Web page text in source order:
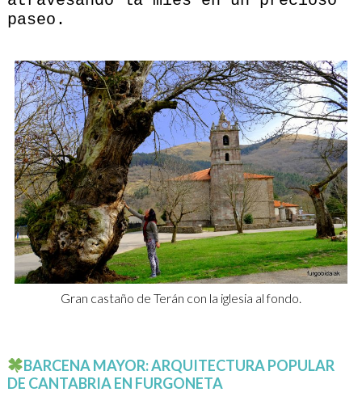
paseo.
Gran castaño de Terán con la iglesia al fondo.
BARCENA MAYOR: ARQUITECTURA POPULAR
DE CANTABRIA EN FURGONETA